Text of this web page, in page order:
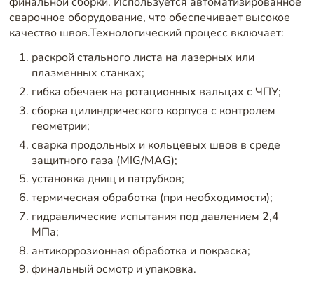
сварочное оборудование, что обеспечивает высокое
качество швов.Технологический процесс включает:
раскрой стального листа на лазерных или
плазменных станках;
гибка обечаек на ротационных вальцах с ЧПУ;
сборка цилиндрического корпуса с контролем
геометрии;
сварка продольных и кольцевых швов в среде
защитного газа (MIG/MAG);
установка днищ и патрубков;
термическая обработка (при необходимости);
гидравлические испытания под давлением 2,4
МПа;
антикоррозионная обработка и покраска;
финальный осмотр и упаковка.